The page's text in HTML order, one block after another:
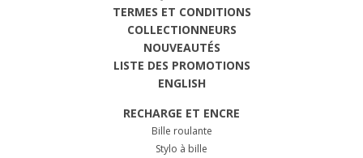
TERMES ET CONDITIONS
COLLECTIONNEURS
NOUVEAUTÉS
LISTE DES PROMOTIONS
ENGLISH
RECHARGE ET ENCRE
Bille roulante
Stylo à bille